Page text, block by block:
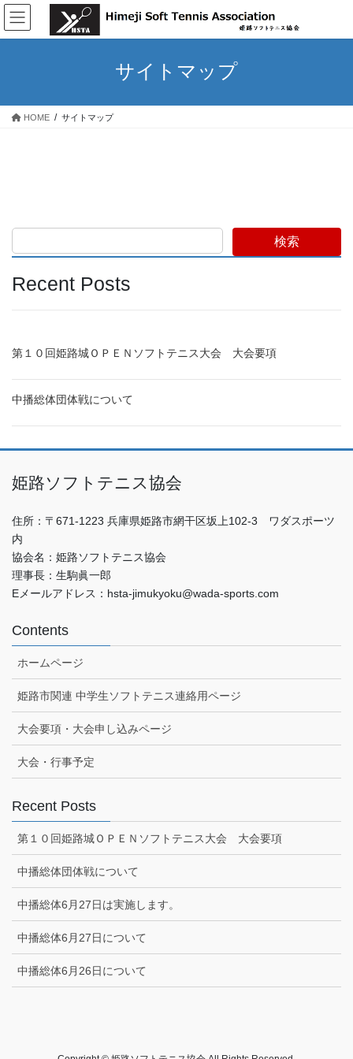
コ
ン
テ
ス
ナ
ビ
ゲ
ン
サイトマップ
HOME サイトマップ
検索
Recent Posts
第１０回姫路城ＯＰＥＮソフトテニス大会 大会要項
中播総体団体戦について
姫路ソフトテニス協会
住所：〒671-1223 兵庫県姫路市網干区坂上102-3 ワダスポーツ
内
協会名：姫路ソフトテニス協会
理事長：生駒眞一郎
Eメールアドレス：hsta-jimukyoku@wada-sports.com
Contents
ホームページ
姫路市関連 中学生ソフトテニス連絡用ページ
大会要項・大会申し込みページ
大会・行事予定
Recent Posts
第１０回姫路城ＯＰＥＮソフトテニス大会 大会要項
中播総体団体戦について
中播総体6月27日は実施します。
中播総体6月27日について
中播総体6月26日について